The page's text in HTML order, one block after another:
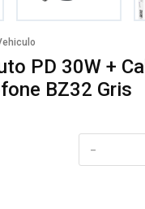
PD 30W +
BZ32 Gris
-